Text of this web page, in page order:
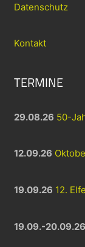
Datenschutz
Kontakt
TERMINE
29.08.26 50-
12.09.26
19.09.26 12.
19.09.-20.09.26